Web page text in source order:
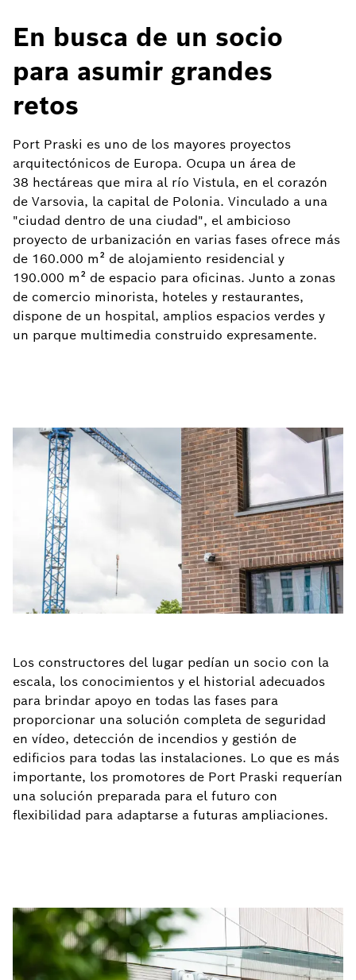
En busca de un socio
para asumir grandes
retos
Port Praski es uno de los mayores proyectos
arquitectónicos de Europa. Ocupa un área de
38 hectáreas que mira al río Vistula, en el corazón
de Varsovia, la capital de Polonia. Vinculado a una
"ciudad dentro de una ciudad", el ambicioso
proyecto de urbanización en varias fases ofrece más
de 160.000 m² de alojamiento residencial y
190.000 m² de espacio para oficinas. Junto a zonas
de comercio minorista, hoteles y restaurantes,
dispone de un hospital, amplios espacios verdes y
un parque multimedia construido expresamente.
Los constructores del lugar pedían un socio con la
escala, los conocimientos y el historial adecuados
para brindar apoyo en todas las fases para
proporcionar una solución completa de seguridad
en vídeo, detección de incendios y gestión de
edificios para todas las instalaciones. Lo que es más
importante, los promotores de Port Praski requerían
una solución preparada para el futuro con
flexibilidad para adaptarse a futuras ampliaciones.